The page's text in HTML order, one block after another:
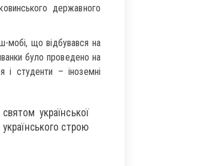
державного
мобі, що відбувався на
було проведено на
і студенти – іноземні
української
строю